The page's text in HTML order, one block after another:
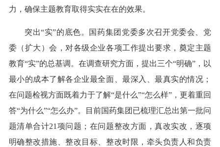
力，确保主题教育取得实实在在的效果。
突出“实”的底色。国药集团党委多次召开党委会、党
委（扩大）会，对各级企业各项工作提出要求，奠定主题
教育“实”的总基调。在调查研究方面，提出三个“明确”，以
最小的成本了解各企业最全面、最深入、最真实的情况；
在问题检视方面既着力于了解“是什么”“怎么样”，更着重回
答“为什么”“怎么办”。目前国药集团已梳理汇总出第一批问
题清单合计21项问题；在问题整改方面，真改实改，逐项
明确整改措施、整改目标、整改时限，牵头负责人和负责